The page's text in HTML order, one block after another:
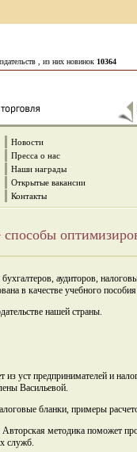
, из них новинок 10364
Новости
Пресса о нас
Наши награды
Открытые вакансии
Контакты
аудиторов,
в качестве учебного
нашей страны.
уст предпринимателей и
Васильевой.
бланки, примеры
методика поможет
служб.